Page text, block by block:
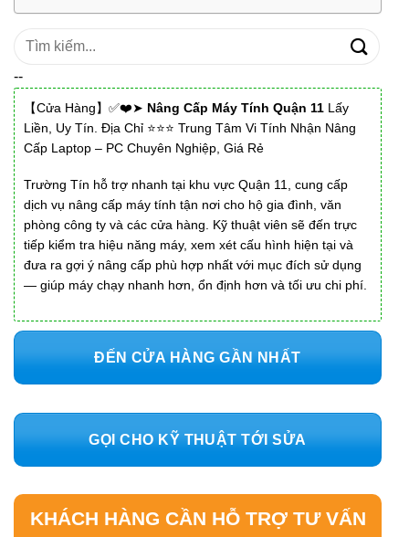
Tìm
--
【Cửa Hàng】✅❤️➤ Nâng Cấp Máy Tính Quận 11 Lấy
Liền, Uy Tín. Địa Chỉ ⭐⭐⭐ Trung Tâm Vi Tính Nhận Nâng
Cấp Laptop – PC Chuyên Nghiệp, Giá Rẻ
Trường Tín hỗ trợ nhanh tại khu vực Quận 11, cung cấp
dịch vụ nâng cấp máy tính tận nơi cho hộ gia đình, văn
phòng công ty và các cửa hàng. Kỹ thuật viên sẽ đến trực
tiếp kiểm tra hiệu năng máy, xem xét cấu hình hiện tại và
đưa ra gợi ý nâng cấp phù hợp nhất với mục đích sử dụng
— giúp máy chạy nhanh hơn, ổn định hơn và tối ưu chi phí.
ĐẾN CỬA HÀNG GẦN NHẤT
GỌI CHO KỸ THUẬT TỚI SỬA
KHÁCH HÀNG CẦN HỖ TRỢ TƯ VẤN